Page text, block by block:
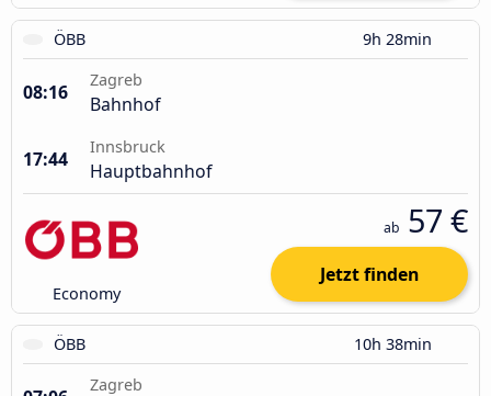
ÖBB 9h 28min
08:16
Zagreb
Bahnhof
17:44
Innsbruck
Hauptbahnhof
Economy
ab 57 €
Jetzt finden
ÖBB 10h 38min
Zagreb